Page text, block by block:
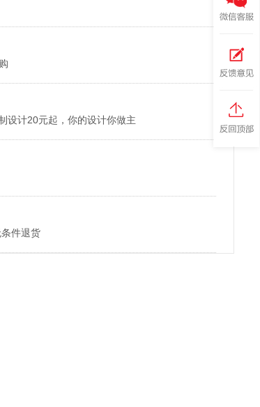
设计20元起，你的设计你做主
件退货